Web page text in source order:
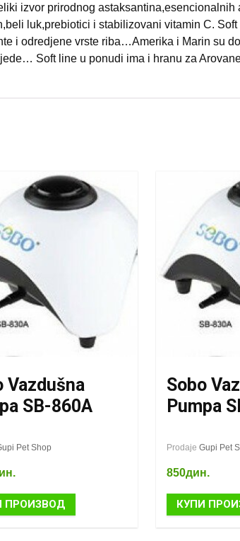
izvor prirodnog astaksantina,esencionalnih
luk,prebiotici i stabilizovani vitamin C.
i odredjene vrste riba…Amerika i Marin su
Soft line u ponudi ima i hranu za
Vazdušna
SB-860A
Pet Shop
ПРОИЗВОД
Sobo
Pumpa
ProdajeGupi Pet
850дин.
КУПИ